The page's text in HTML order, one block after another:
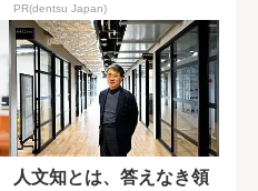
PR(dentsu Japan)
人文知とは、答えなき領